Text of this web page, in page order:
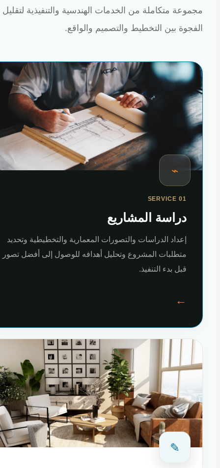
متكاملة من الخدمات الهندسية والتنفيذية لتقليل
بين التخطيط والتصميم والواقع.
⌁
SERVICE 01
دراسة المشاريع
إعداد الدراسات والتصورات المعمارية والتخطيطية وتحديد
متطلبات المشروع وتحليل أهدافه للوصول إلى أفضل تصور
قبل بدء التنفيذ.
✎